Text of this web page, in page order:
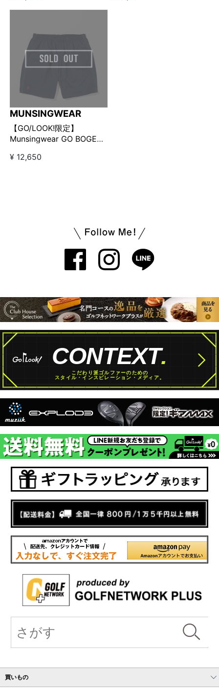
MUNSINGWEAR
【GO/LOOK!限定】
Munsingwear GO BOGEY
¥ 12,650
買いもの